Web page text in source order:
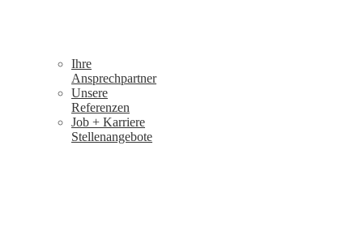
Ihre
Ansprechpartner
Unsere
Referenzen
Job + Karriere
Stellenangebote